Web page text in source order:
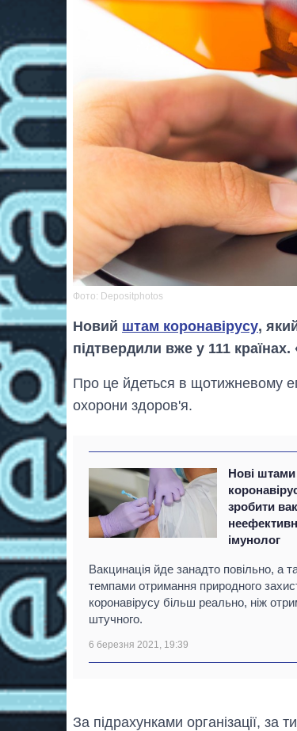
Фото: Depositphotos
Новий штам коронавірусу,
підтвердили вже у 111
Про це йдеться в щотижневому
охорони здоров'я.
Нові штами
зробити
імунолог
Вакцинація йде занадто повільно, а
темпами отримання природного
коронавірусу більш реально, ніж
штучного.
6 березня 2021, 19:39
За підрахунками організації, за